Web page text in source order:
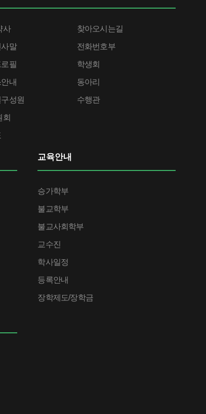
사
말
필
내
성원
회
찾아오시는길
전화번호부
학생회
동아리
수행관
교육안내
승가학부
불교학부
불교사회학부
교수진
학사일정
등록안내
장학제도/장학금